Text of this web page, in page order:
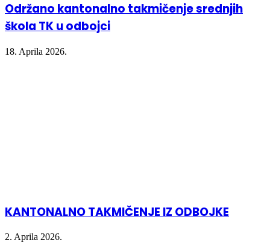
Održano kantonalno takmičenje srednjih
škola TK u odbojci
18. Aprila 2026.
KANTONALNO TAKMIČENJE IZ ODBOJKE
2. Aprila 2026.